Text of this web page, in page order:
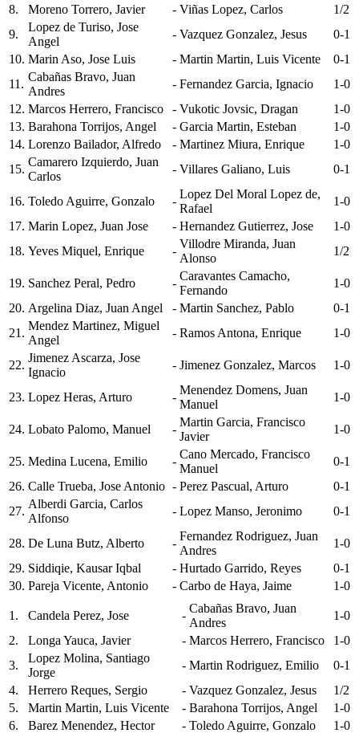
8. Moreno Torrero, Javier - Viñas Lopez, Carlos
1/2
9.
Lopez de Turiso, Jose
Angel
- Vazquez Gonzalez, Jesus
0-1
10. Marin Aso, Jose Luis - Martin Martin, Luis Vicente
0-1
11.
Cabañas Bravo, Juan
Andres
- Fernandez Garcia, Ignacio
1-0
12. Marcos Herrero, Francisco - Vukotic Jovsic, Dragan
1-0
13. Barahona Torrijos, Angel - Garcia Martin, Esteban
1-0
14. Lorenzo Bailador, Alfredo - Martinez Miura, Enrique
1-0
15.
Camarero Izquierdo, Juan
Carlos
- Villares Galiano, Luis 0-1
16. Toledo Aguirre, Gonzalo -
Lopez Del Moral Lopez de,
Rafael
1-0
17. Marin Lopez, Juan Jose - Hernandez Gutierrez, Jose
1-0
18. Yeves Miquel, Enrique -
Villodre Miranda, Juan
Alonso
1/2
19. Sanchez Peral, Pedro -
Caravantes Camacho,
Fernando
1-0
20. Argelina Diaz, Juan Angel - Martin Sanchez, Pablo
0-1
21.
Mendez Martinez, Miguel
Angel
- Ramos Antona, Enrique 1-0
22.
Jimenez Ascarza, Jose
Ignacio
- Jimenez Gonzalez, Marcos 1-0
23. Lopez Heras, Arturo -
Menendez Domens, Juan
Manuel
1-0
24. Lobato Palomo, Manuel -
Martin Garcia, Francisco
Javier
1-0
25. Medina Lucena, Emilio -
Cano Mercado, Francisco
Manuel
0-1
26. Calle Trueba, Jose Antonio - Perez Pascual, Arturo
0-1
27.
Alberdi Garcia, Carlos
Alfonso
- Lopez Manso, Jeronimo 0-1
28. De Luna Butz, Alberto -
Fernandez Rodriguez, Juan
Andres
1-0
29. Siddiqie, Kausar Iqbal - Hurtado Garrido, Reyes
0-1
30. Pareja Vicente, Antonio - Carbo de Haya, Jaime 1-0
1. Candela Perez, Jose -
Cabañas Bravo, Juan
Andres
1-0
2.
Longa Yauca, Javier - Marcos Herrero, Francisco
1-0
3.
Lopez Molina, Santiago
Jorge
- Martin Rodriguez, Emilio
0-1
4.
Herrero Reques, Sergio - Vazquez Gonzalez, Jesus
1/2
5.
Martin Martin, Luis Vicente - Barahona Torrijos, Angel
1-0
6.
Barez Menendez, Hector - Toledo Aguirre, Gonzalo
1-0